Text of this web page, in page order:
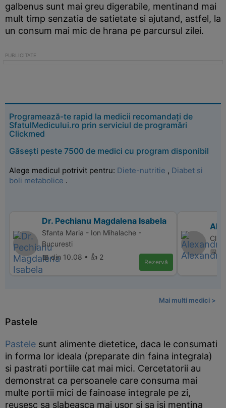
galbenus sunt mai greu digerabile, mentinand mai
mult timp senzatia de satietate si ajutand, astfel, la
un consum mai mic de hrana pe parcursul zilei.
Programează-te rapid la medicii recomandați de
SfatulMedicului.ro prin serviciul de programări
Clickmed
Găsești peste 7500 de medici cu program disponibil
Alege medicul potrivit pentru: Diete-nutritie , Diabet si
boli metabolice .
Dr. Pechianu Magdalena Isabela
Sfanta Maria - Ion Mihalache -
Bucuresti
📅 din 10.08 • 👍 2
Rezervă
📅
Mai multi medici >
Pastele
Pastele sunt alimente dietetice, daca le consumati
in forma lor ideala (preparate din faina integrala)
si pastrati portiile cat mai mici. Cercetatorii au
demonstrat ca persoanele care consuma mai
multe portii mici de fainoase integrale pe zi,
reusesc sa slabeasca mai usor si sa isi mentina